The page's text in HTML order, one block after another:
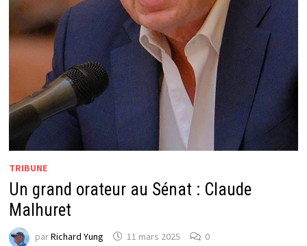
TRIBUNE
Un grand orateur au Sénat : Claude
Malhuret
parRichard Yung 11 mars 2025 0